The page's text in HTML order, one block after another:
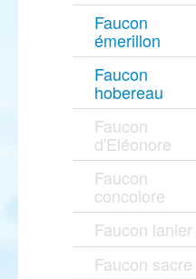
Faucon
émerillon
Faucon
hobereau
Faucon
d'Eléonore
Faucon
concolore
Faucon lanier
Faucon sacre